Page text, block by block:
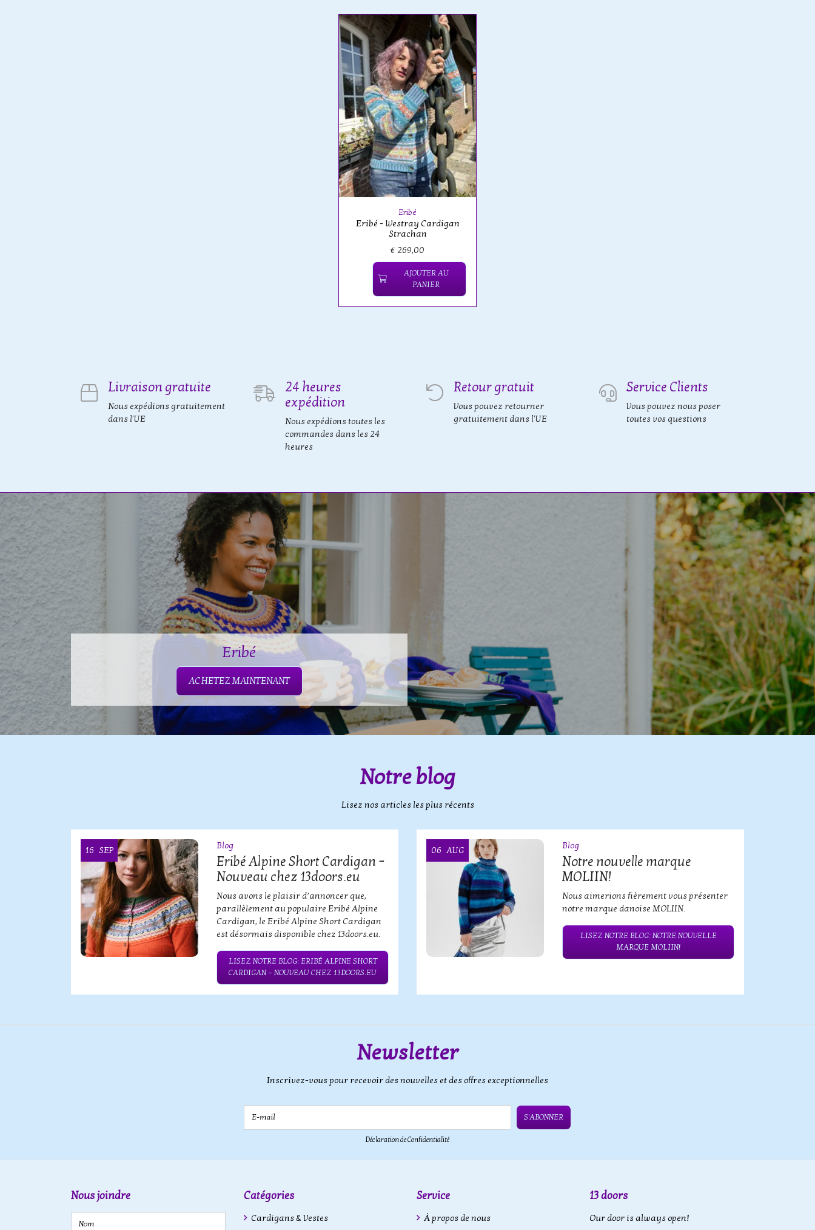
Eribé
Eribé - Westray Cardigan
Strachan
€ 269,00
AJOUTER AU
PANIER
Livraison gratuite
Nous expédions gratuitement
dans l'UE
24 heures
expédition
Nous expédions toutes les
commandes dans les 24
heures
Retour gratuit
Vous pouvez retourner
gratuitement dans l'UE
Service Clients
Vous pouvez nous poser
toutes vos questions
Eribé
ACHETEZ MAINTENANT
Notre blog
Lisez nos articles les plus récents
16 SEP Blog
Eribé Alpine Short Cardigan –
Nouveau chez 13doors.eu
Nous avons le plaisir d’annoncer que,
parallèlement au populaire Eribé Alpine
Cardigan, le Eribé Alpine Short Cardigan
est désormais disponible chez 13doors.eu.
LISEZ NOTRE BLOG: ERIBÉ ALPINE SHORT
CARDIGAN – NOUVEAU CHEZ 13DOORS.EU
06 AUG Blog
Notre nouvelle marque
MOLIIN!
Nous aimerions fièrement vous présenter
notre marque danoise MOLIIN.
LISEZ NOTRE BLOG: NOTRE NOUVELLE
MARQUE MOLIIN!
Newsletter
Inscrivez-vous pour recevoir des nouvelles et des offres exceptionnelles
E-mail
S'ABONNER
Déclaration de Confidentialité
Nous joindre Catégories
Cardigans & Vestes
Service
À propos de nous
13 doors
Our door is always open!